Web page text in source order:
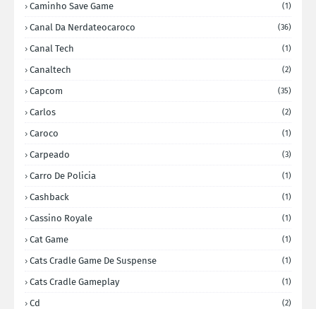
Caminho Save Game (1)
Canal Da Nerdateocaroco (36)
Canal Tech (1)
Canaltech (2)
Capcom (35)
Carlos (2)
Caroco (1)
Carpeado (3)
Carro De Policia (1)
Cashback (1)
Cassino Royale (1)
Cat Game (1)
Cats Cradle Game De Suspense (1)
Cats Cradle Gameplay (1)
Cd (2)